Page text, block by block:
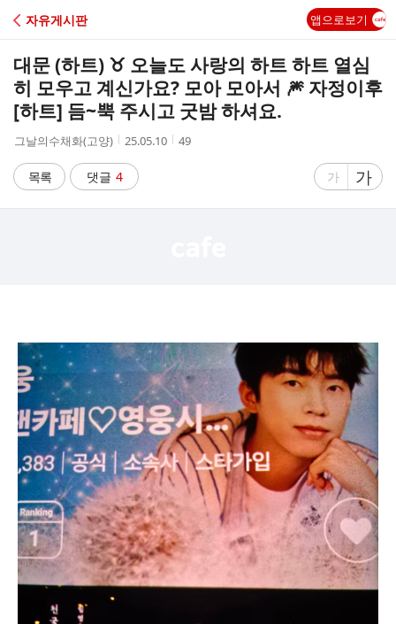
C
A
자유게시판 앱으로보기
대문 (하트) ♉️ 오늘도 사랑의 하트 하트 열심
히 모우고 계신가요? 모아 모아서 🎆 자정이후
[하트] 듬~뿍 주시고 굿밤 하셔요.
작
자
그날의수채화(고양)
작
시
간
25.05.10
조
49
목록 댓글 4
글
가
글
자
가